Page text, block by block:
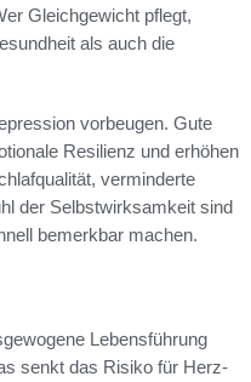
Gleichgewicht pflegt,
als auch die
vorbeugen. Gute
Resilienz und erhöhen
verminderte
der Selbstwirksamkeit sind
bemerkbar machen.
Lebensführung
senkt das Risiko für Herz-